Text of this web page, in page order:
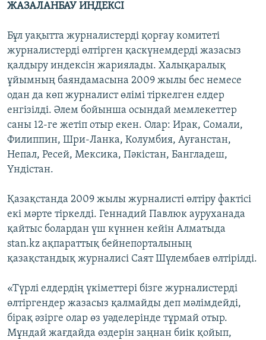
ЖАЗАЛАНБАУ ИНДЕКСІ
Бұл уақытта журналистерді қорғау комитеті
журналистерді өлтірген қаскүнемдерді жазасыз
қалдыру индексін жариялады. Халықаралық
ұйымның баяндамасына 2009 жылы бес немесе
одан да көп журналист өлімі тіркелген елдер
енгізілді. Әлем бойынша осындай мемлекеттер
саны 12-ге жетіп отыр екен. Олар: Ирак, Сомали,
Филиппин, Шри-Ланка, Колумбия, Ауғанстан,
Непал, Ресей, Мексика, Пәкістан, Бангладеш,
Үндістан.
Қазақстанда 2009 жылы журналисті өлтіру фактісі
екі мәрте тіркелді. Геннадий Павлюк ауруханада
қайтыс болардан үш күннен кейін Алматыда
stan.kz ақпараттық бейнепорталының
қазақстандық журналисі Саят Шүлембаев өлтірілді.
«Түрлі елдердің үкіметтері бізге журналистерді
өлтіргендер жазасыз қалмайды деп мәлімдейді,
бірақ әзірге олар өз уәделерінде тұрмай отыр.
Мұндай жағдайда өздерін заңнан биік қойып,